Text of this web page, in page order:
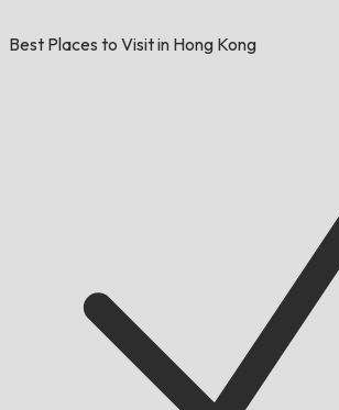
Best Places to Visit in Hong Kong